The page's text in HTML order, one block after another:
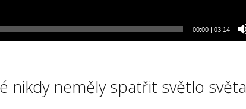
00:00| 03:14
nikdy neměly spatřit světlo světa